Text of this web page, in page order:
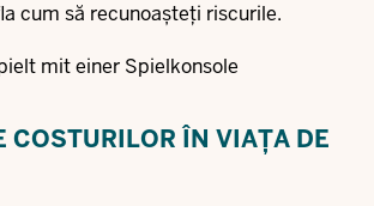
cum să recunoașteți riscurile.
COSTURILOR ÎN VIAȚA DE